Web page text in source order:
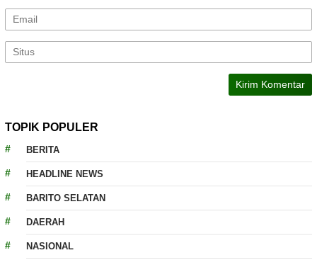
TOPIK POPULER
BERITA
HEADLINE NEWS
BARITO SELATAN
DAERAH
NASIONAL